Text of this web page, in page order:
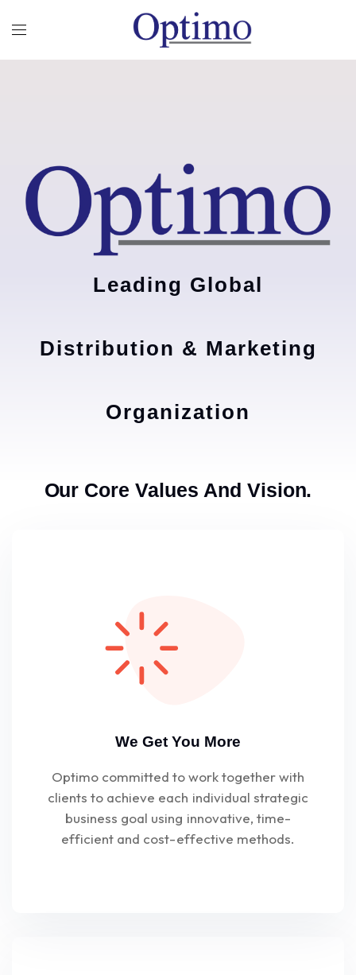
Leading Global
Distribution & Marketing
Organization
Our Core Values And Vision.
We Get You More
Optimo committed to work together with
clients to achieve each individual strategic
business goal using innovative, time-
efficient and cost-effective methods.